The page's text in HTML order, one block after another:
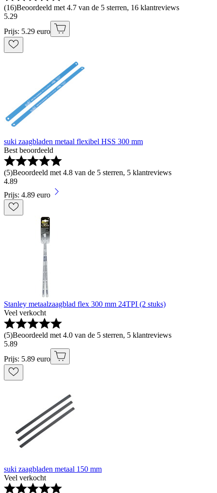
(16)Beoordeeld met 4.7 van de 5 sterren, 16 klantreviews
5.29
Prijs: 5.29 euro
suki zaagbladen metaal flexibel HSS 300 mm
Best beoordeeld
(5)Beoordeeld met 4.8 van de 5 sterren, 5 klantreviews
4.89
Prijs: 4.89 euro
Stanley metaalzaagblad flex 300 mm 24TPI (2 stuks)
Veel verkocht
(5)Beoordeeld met 4.0 van de 5 sterren, 5 klantreviews
5.89
Prijs: 5.89 euro
suki zaagbladen metaal 150 mm
Veel verkocht